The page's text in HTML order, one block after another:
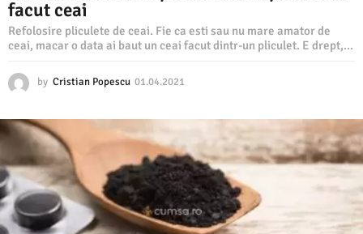
facut ceai
Refolosire pliculete de ceai. Fie ca esti sau nu mare amator de
ceai, macar o data ai baut un ceai facut dintr-un pliculet. E drept,...
by Cristian Popescu 01.04.2021
4
.
2
0
2
1